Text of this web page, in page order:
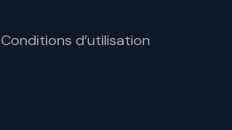
Conditions d’utilisation